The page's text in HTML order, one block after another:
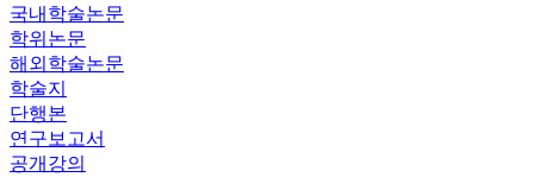
국내학술논문
학위논문
해외학술논문
학술지
단행본
연구보고서
공개강의